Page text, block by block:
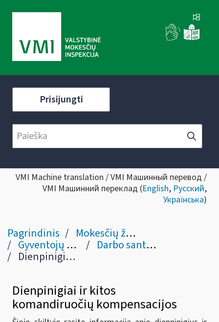
Prisijungti
VMI Machine translation / VMI Машинный перевод /
VMI Машинний переклад (English, Русский,
Українська)
Pagrindinis Mokesčių žinynas
Gyventojų pajamų mokestis Darbo santykių pajamos (gautos iš Lietuvos darbdavio)
Dienpinigiai ir kitos komandiruočių kompensacijos
Dienpinigiai ir kitos
komandiruočių kompensacijos